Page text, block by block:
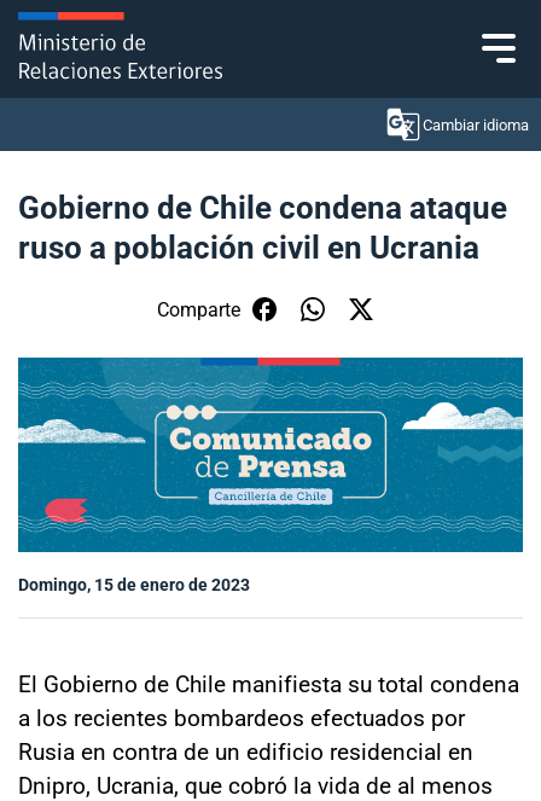
Click acá para ir directamente al contenido
Cambiar idioma
Ministerio
Política Exterior
Embajadas y consulados
Servicios ciudadanos
Subsecretaría de Relaciones Económicas
Internacionales
Sala de prensa
modo claro
Gobierno de Chile condena ataque
ruso a población civil en Ucrania
Comparte
Domingo, 15 de enero de 2023
El Gobierno de Chile manifiesta su total condena
a los recientes bombardeos efectuados por
Rusia en contra de un edificio residencial en
Dnipro, Ucrania, que cobró la vida de al menos